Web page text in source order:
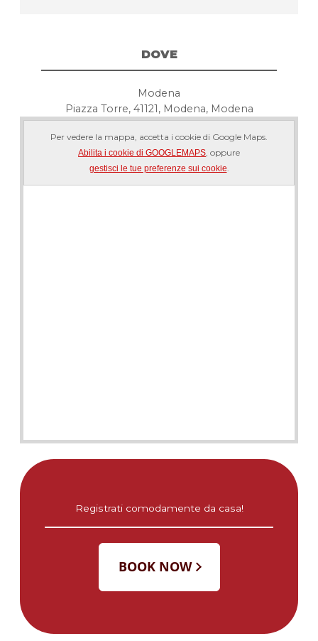
DOVE
Modena
Piazza Torre, 41121, Modena, Modena
Per vedere la mappa, accetta i cookie di Google Maps.
Abilita i cookie di GOOGLEMAPS , oppure
gestisci le tue preferenze sui cookie
Registrati comodamente da casa!